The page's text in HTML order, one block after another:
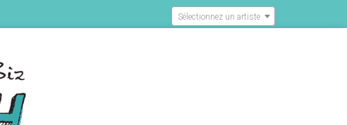
Sélectionnez un artiste